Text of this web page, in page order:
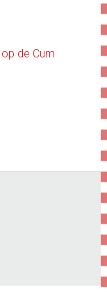
de Cum